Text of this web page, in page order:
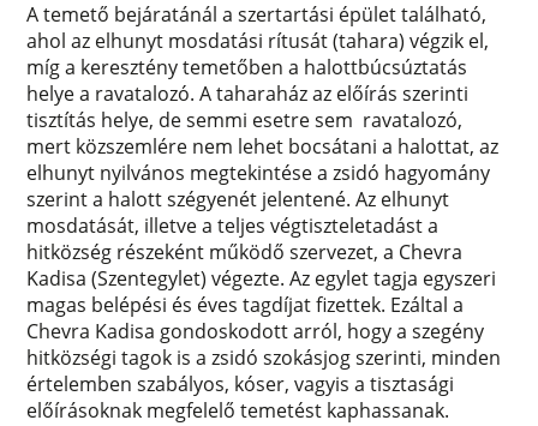
A temető bejáratánál a szertartási épület található,
ahol az elhunyt mosdatási rítusát (tahara) végzik el,
míg a keresztény temetőben a halottbúcsúztatás
helye a ravatalozó. A taharaház az előírás szerinti
tisztítás helye, de semmi esetre sem ravatalozó,
mert közszemlére nem lehet bocsátani a halottat, az
elhunyt nyilvános megtekintése a zsidó hagyomány
szerint a halott szégyenét jelentené. Az elhunyt
mosdatását, illetve a teljes végtiszteletadást a
hitközség részeként működő szervezet, a Chevra
Kadisa (Szentegylet) végezte. Az egylet tagja egyszeri
magas belépési és éves tagdíjat fizettek. Ezáltal a
Chevra Kadisa gondoskodott arról, hogy a szegény
hitközségi tagok is a zsidó szokásjog szerinti, minden
értelemben szabályos, kóser, vagyis a tisztasági
előírásoknak megfelelő temetést kaphassanak.